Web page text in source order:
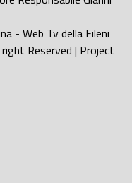
- Web Tv della Fileni
right Reserved | Project